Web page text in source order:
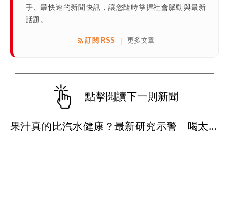
手、最快速的新聞快訊，讓您隨時掌握社會脈動與最新
話題。
訂閱 RSS | 更多文章
點擊閱讀下一則新聞
果汁真的比汽水健康？最新研究示警 喝太多恐增加高血壓風險